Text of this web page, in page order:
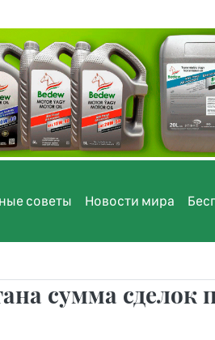
советы Новости мира
сумма сделок